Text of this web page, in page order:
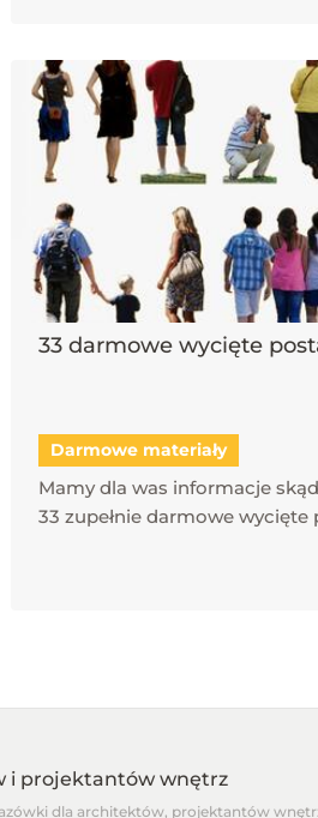
33 darmowe wycięte
Darmowe materiały
Mamy dla was informacje
33 zupełnie darmowe wycięte
i projektantów wnętrz
dla architektów, projektantów